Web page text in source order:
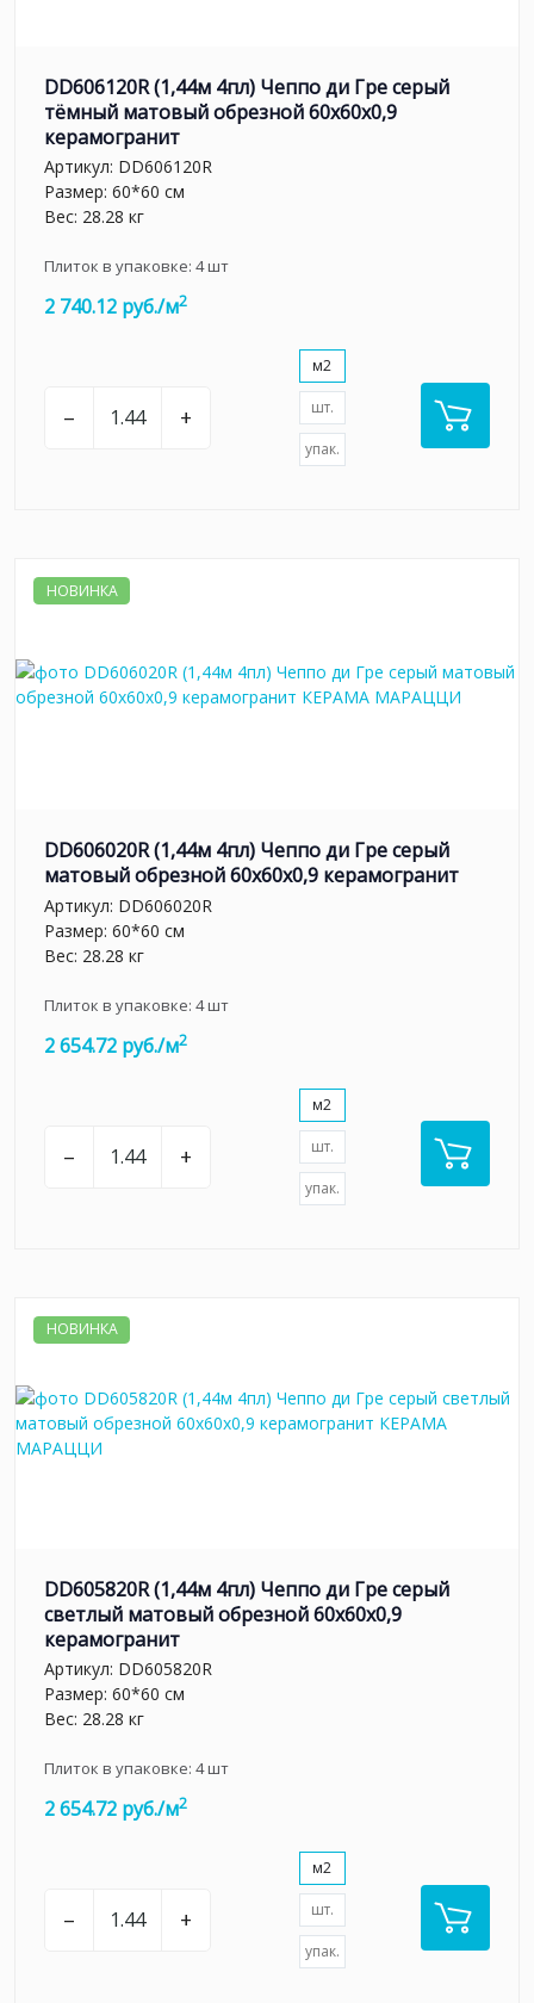
DD606120R (1,44м 4пл) Чеппо ди Гре серый
тёмный матовый обрезной 60x60x0,9
керамогранит
Артикул: DD606120R
Размер: 60*60 см
Вес: 28.28 кг
Плиток в упаковке: 4шт
2 740.12 руб./м2
– +
м2
шт.
упак.
НОВИНКА
DD606020R (1,44м 4пл) Чеппо ди Гре серый
матовый обрезной 60x60x0,9 керамогранит
Артикул: DD606020R
Размер: 60*60 см
Вес: 28.28 кг
Плиток в упаковке: 4шт
2 654.72 руб./м2
– +
м2
шт.
упак.
НОВИНКА
DD605820R (1,44м 4пл) Чеппо ди Гре серый
светлый матовый обрезной 60x60x0,9
керамогранит
Артикул: DD605820R
Размер: 60*60 см
Вес: 28.28 кг
Плиток в упаковке: 4шт
2 654.72 руб./м2
– +
м2
шт.
упак.